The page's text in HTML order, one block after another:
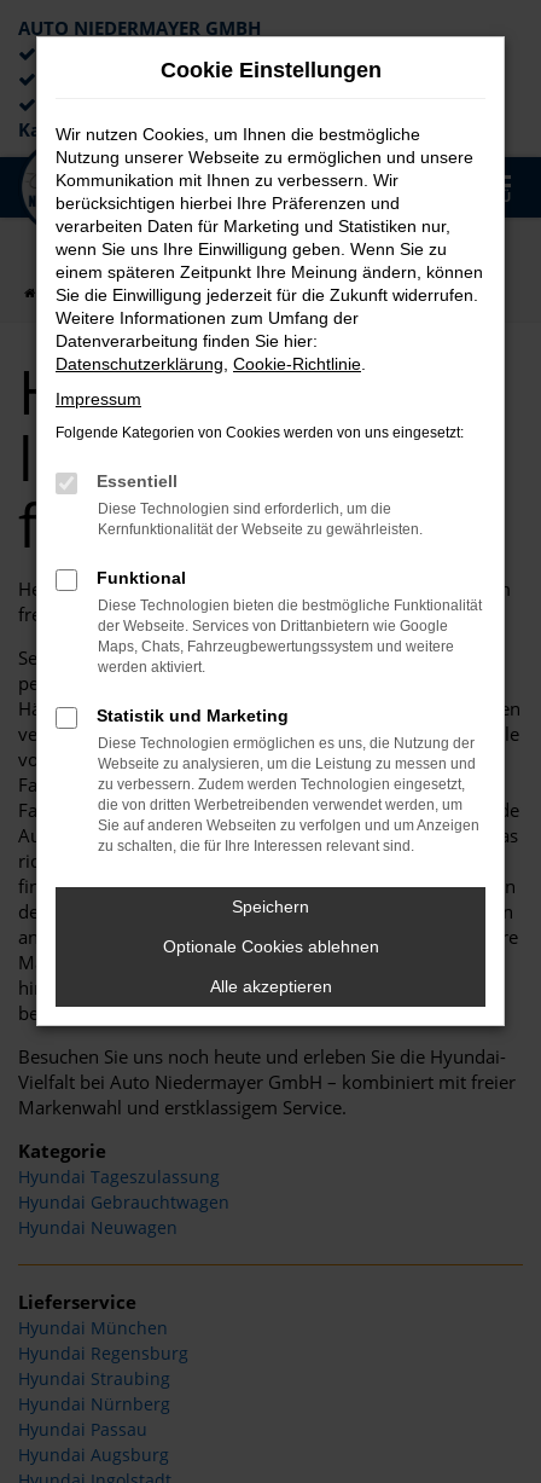
Zum
Hauptinhalt
springen
AUTO NIEDERMAYER GMBH
Lieferung an die Haustür
Kaufabwicklung
MENÜ
Startseite auto Hyundai kaufen, leasen, finanzieren
Hyundai kaufen,
leasen,
finanzieren
Herzlich willkommen bei Auto Niedermayer GmbH – Ihrem
freien Mehrmarken-Autohaus in der Nähe!
Seit über 40 Jahren stehen wir für Qualität, Vielfalt und
persönliche Beratung rund ums Auto. Als unabhängiger
Händler bieten wir Ihnen eine große Auswahl an Fahrzeugen
verschiedener Marken – mit besonderem Fokus auf Modelle
von Hyundai. Egal, ob Sie einen zuverlässigen
Familienwagen, ein sportliches Modell oder ein luxuriöses
Fahrzeug suchen: Bei uns finden Sie garantiert das passende
Auto. Unsere erfahrenen Berater unterstützen Sie dabei, das
richtige Fahrzeug für Ihre individuellen Bedürfnisse zu
finden – kompetent, ehrlich und markenunabhängig. Neben
dem Verkauf bieten wir auch umfassende Serviceleistungen
an – für Fahrzeuge von Hyundai ebenso wie für viele andere
Marken. Von Wartung und Reparaturen über Zubehör bis
hin zu individuellen Upgrades: Bei uns ist Ihr Fahrzeug in
besten Händen.
Besuchen Sie uns noch heute und erleben Sie die Hyundai-
Vielfalt bei Auto Niedermayer GmbH – kombiniert mit freier
Markenwahl und erstklassigem Service.
Kategorie
Hyundai Tageszulassung
Hyundai Gebrauchtwagen
Hyundai Neuwagen
Lieferservice
Hyundai München
Hyundai Regensburg
Hyundai Straubing
Hyundai Nürnberg
Hyundai Passau
Hyundai Augsburg
Cookie Einstellungen
Wir nutzen Cookies, um Ihnen die bestmögliche
Nutzung unserer Webseite zu ermöglichen und unsere
Kommunikation mit Ihnen zu verbessern. Wir
berücksichtigen hierbei Ihre Präferenzen und
verarbeiten Daten für Marketing und Statistiken nur,
wenn Sie uns Ihre Einwilligung geben. Wenn Sie zu
einem späteren Zeitpunkt Ihre Meinung ändern, können
Sie die Einwilligung jederzeit für die Zukunft widerrufen.
Weitere Informationen zum Umfang der
Datenverarbeitung finden Sie hier:
Datenschutzerklärung Cookie-Richtlinie
Impressum
Folgende Kategorien von Cookies werden von uns eingesetzt:
Essentiell
Diese Technologien sind erforderlich, um die
Kernfunktionalität der Webseite zu gewährleisten.
Funktional
Diese Technologien bieten die bestmögliche Funktionalität
der Webseite. Services von Drittanbietern wie Google
Maps, Chats, Fahrzeugbewertungssystem und weitere
werden aktiviert.
Statistik und Marketing
Diese Technologien ermöglichen es uns, die Nutzung der
Webseite zu analysieren, um die Leistung zu messen und
zu verbessern. Zudem werden Technologien eingesetzt,
die von dritten Werbetreibenden verwendet werden, um
Sie auf anderen Webseiten zu verfolgen und um Anzeigen
zu schalten, die für Ihre Interessen relevant sind.
Speichern
Optionale Cookies ablehnen
Alle akzeptieren